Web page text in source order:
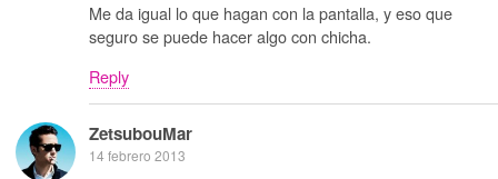
Me da igual lo que hagan con la pantalla, y eso que
seguro se puede hacer algo con chicha.
Reply
ZetsubouMar
14 febrero 2013